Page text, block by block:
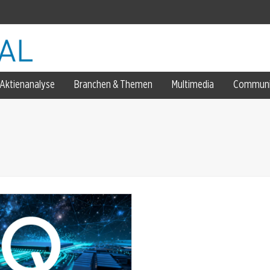
Investitionen
Aktienanalyse Branchen & Themen Multimedia